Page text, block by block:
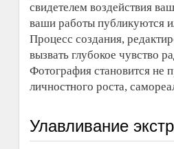
свидетелем воздействия
ваши работы публикуются
Процесс создания,
вызвать глубокое чувство
Фотография становится не
личностного роста,
Улавливание